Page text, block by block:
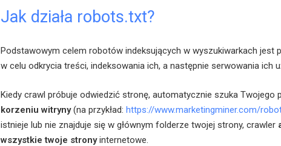
Jak działa robots.txt?
Podstawowym celem robotów indeksujących w wyszukiwarkach jest
w celu odkrycia treści, indeksowania ich, a następnie serwowania ich
Kiedy crawl próbuje odwiedzić stronę, automatycznie szuka Twojego
korzeniu witryny(na przykład: https://www.marketingminer.com/
istnieje lub nie znajduje się w głównym folderze twojej strony, crawler
wszystkie twoje stronyinternetowe.